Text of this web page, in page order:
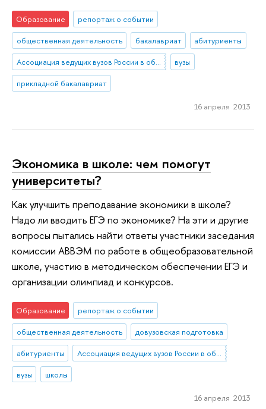
Образование
репортаж о событии
общественная деятельность
бакалавриат
абитуриенты
Ассоциация ведущих вузов России в области экономики и менеджмента
вузы
прикладной бакалавриат
16 апреля 2013
Экономика в школе: чем помогут
университеты?
Как улучшить преподавание экономики в школе?
Надо ли вводить ЕГЭ по экономике? На эти и другие
вопросы пытались найти ответы участники заседания
комиссии АВВЭМ по работе в общеобразовательной
школе, участию в методическом обеспечении ЕГЭ и
организации олимпиад и конкурсов.
Образование
репортаж о событии
общественная деятельность
довузовская подготовка
абитуриенты
Ассоциация ведущих вузов России в области экономики и менеджмента
вузы
школы
16 апреля 2013